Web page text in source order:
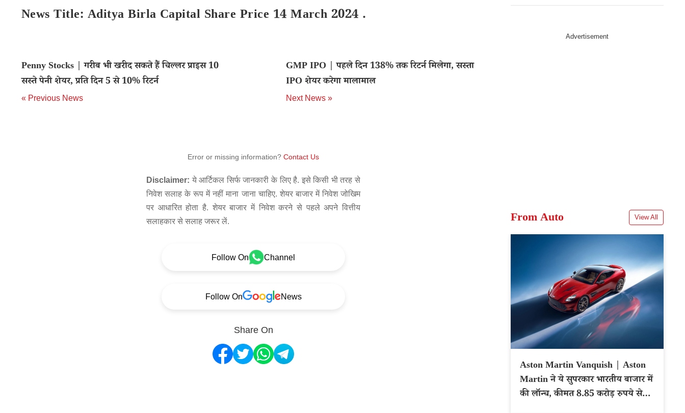
News Title: Aditya Birla Capital Share Price 14 March 2024 .
Penny Stocks | गरीब भी खरीद सकते हैं चिल्लर प्राइस 10
सस्ते पेनी शेयर, प्रति दिन 5 से 10% रिटर्न
« Previous News
GMP IPO | पहले दिन 138% तक रिटर्न मिलेगा, सस्ता
IPO शेयर करेगा मालामाल
Next News »
Error or missing information? Contact Us
Disclaimer: ये आर्टिकल सिर्फ जानकारी के लिए है. इसे किसी भी तरह से
निवेश सलाह के रूप में नहीं माना जाना चाहिए. शेयर बाजार में निवेश जोखिम
पर आधारित होता है. शेयर बाजार में निवेश करने से पहले अपने वित्तीय
सलाहकार से सलाह जरूर लें.
Follow On Channel
Follow On News
Share On
का रेट
From Auto View All
Aston Martin Vanquish | Aston
Martin ने ये सुपरकार भारतीय बाजार में
की लॉन्च, कीमत 8.85 करोड़ रुपये से